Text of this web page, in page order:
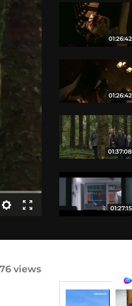
01:26:42
01:26:42
01:37:08
01:27:15
views